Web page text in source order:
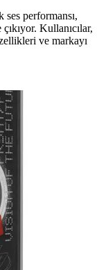
performansı,
Kullanıcılar,
ve markayı